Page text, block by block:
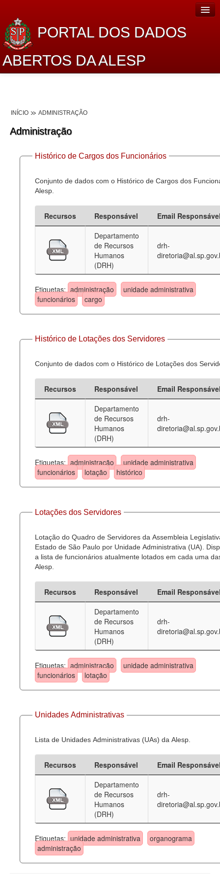
PORTAL DOS DADOS
ABERTOS DA ALESP
Dados Abertos Alesp
Lei de Acesso à Informação
Dados Governamentais Abertos
Planejamento
Catálogo de dados
Processo Legislativo
Administração
Legislação
Agenda
Perguntas frequentes
Contato
INÍCIO ADMINISTRAÇÃO
Administração
Histórico de Cargos dos Funcionários
Conjunto de dados com o Histórico de Cargos dos
Alesp.
Recursos Responsável
Email
Departamento
de Recursos
Humanos
(DRH)
drh-
Etiquetas: administração
unidade administrativa
funcionários
cargo
Histórico de Lotações dos Servidores
Conjunto de dados com o Histórico de Lotações dos
Recursos Responsável
Email
Departamento
de Recursos
Humanos
(DRH)
drh-
Etiquetas: administração
unidade administrativa
funcionários
lotação histórico
Lotações dos Servidores
Lotação do Quadro de Servidores da Assembleia
Estado de São Paulo por Unidade Administrativa (UA).
a lista de funcionários atualmente lotados em cada uma
Alesp.
Recursos Responsável
Email
Departamento
de Recursos
Humanos
(DRH)
drh-
Etiquetas: administração
unidade administrativa
funcionários
lotação
Unidades Administrativas
Lista de Unidades Administrativas (UAs) da Alesp.
Recursos Responsável
Email
Departamento
de Recursos
Humanos
(DRH)
drh-
Etiquetas: unidade administrativa
organograma
administração